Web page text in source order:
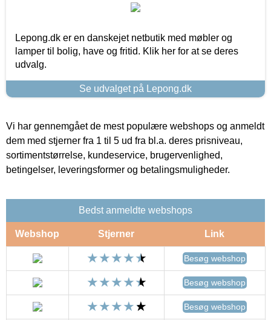
Lepong.dk er en danskejet netbutik med møbler og
lamper til bolig, have og fritid. Klik her for at se deres
udvalg.
Se udvalget på Lepong.dk
Vi har gennemgået de mest populære webshops og anmeldt
dem med stjerner fra 1 til 5 ud fra bl.a. deres prisniveau,
sortimentstørrelse, kundeservice, brugervenlighed,
betingelser, leveringsformer og betalingsmuligheder.
Bedst anmeldte webshops
Webshop Stjerner Link
Besøg webshop
Besøg webshop
Besøg webshop